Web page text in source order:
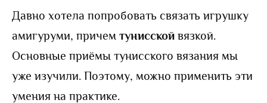
Давно хотела попробовать связать игрушку
амигуруми, причем тунисской вязкой.
Основные приёмы тунисского вязания мы
уже изучили. Поэтому, можно применить эти
умения на практике.